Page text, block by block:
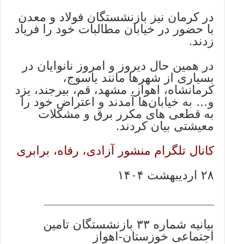
در کرمان نیز بازنشستگان فولاد و معدن
با حضور در خیابان مطالبات خود را فریاد
زدند.
در همین حال دیروز و امروز نانوایان در
بسیاری از شهرها مانند یاسوج،
کرمانشاه، اهواز، مشهد، قم، بیرجند، یزد
و… به خیابان‌ها آمدند و اعتراض خود را
به قطعی های مکرر برق و مشکلات
معیشتی بیان کردند.
کانال تلگرام منشور آزادی، رفاه، برابری
۲۸ اردیبهشت ۱۴۰۴
بیانیه شماره ۳۳ بازنشستگان تامین
اجتماعی خوزستان-اهواز